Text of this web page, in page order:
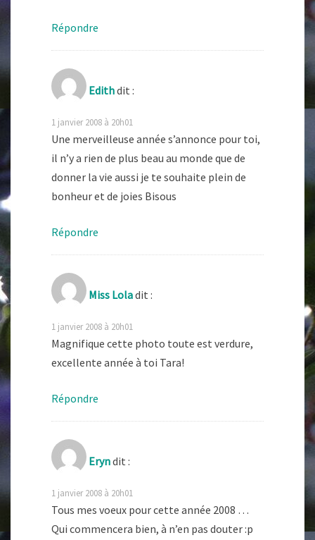
Répondre
Edithdit :
1 janvier 2008 à 20h01
Une merveilleuse année s’annonce pour toi,
il n’y a rien de plus beau au monde que de
donner la vie aussi je te souhaite plein de
bonheur et de joies Bisous
Répondre
Miss Loladit :
1 janvier 2008 à 20h01
Magnifique cette photo toute est verdure,
excellente année à toi Tara!
Répondre
Eryndit :
1 janvier 2008 à 20h01
Tous mes voeux pour cette année 2008 …
Qui commencera bien, à n’en pas douter :p